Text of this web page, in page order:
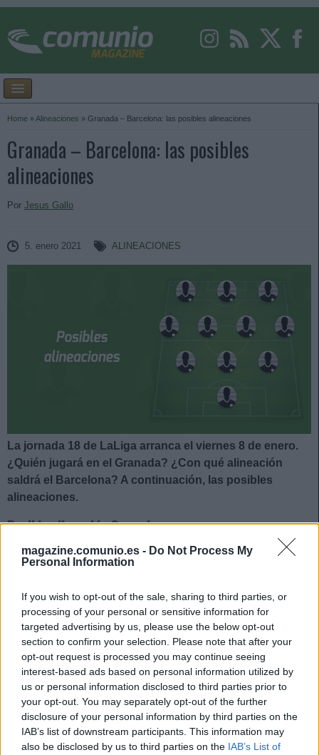
magazine.comunio.es - Do Not Process My
Personal Information
If you wish to opt-out of the sale, sharing to third parties, or
processing of your personal or sensitive information for
targeted advertising by us, please use the below opt-out
section to confirm your selection. Please note that after your
opt-out request is processed you may continue seeing
interest-based ads based on personal information utilized by
us or personal information disclosed to third parties prior to
your opt-out. You may separately opt-out of the further
disclosure of your personal information by third parties on the
IAB’s list of downstream participants. This information may
also be disclosed by us to third parties on the IAB’s List of
Home »Alineaciones » Granada – Barcelona: las posibles alineaciones
Granada – Barcelona: las posibles
alineaciones
Por Jesus Gallo
5. enero 2021 ALINEACIONES
La jornada 18 de LaLiga arranca el viernes 8 de enero.
¿Quién jugará en el Granada? ¿Con qué alineación
saldrá el Barcelona? A continuación, las posibles
alineaciones.
Posible alineación Granada
Alineación: Rui Silva – Foulquier, Germán, Domingos
Antonio Puertas (Gonalons) – Luis Suárez, Soldado.
Estos jugadores son baja: Neyder Lozano.
Estos jugadores son duda:
muscular), Víctor Díaz (molestias musculares).
Posibles cambios en la alineación:
Gonalons es duda por
una lesión muscular. Si no llega, Diego Martínez podría
emplear un 4-4-2 con Puertas y Machís en las bandas. Luis
Milla se ha recuperado el COVID-19, pero podría ser